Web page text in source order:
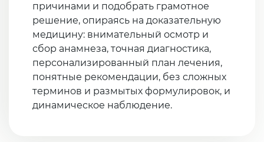
причинами и подобрать грамотное
решение, опираясь на доказательную
медицину: внимательный осмотр и
сбор анамнеза, точная диагностика,
персонализированный план лечения,
понятные рекомендации, без сложных
терминов и размытых формулировок, и
динамическое наблюдение.